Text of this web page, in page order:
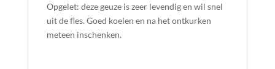
Opgelet: deze geuze is zeer levendig en wil snel
uit de fles. Goed koelen en na het ontkurken
meteen inschenken.